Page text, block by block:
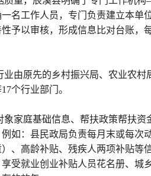
名工作人员，专门负责建立本单
予以审核，形成信息比对台账，
由原先的乡村振兴局、农业农村
个行业部门。
家庭基础信息、帮扶政策帮扶资
如：县民政局负责每月末或每次
、高龄补贴、残疾人两项补贴等
受就业创业补贴人员花名册、城